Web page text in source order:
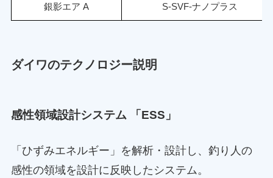
銀影エア A S-SVF-ナノプラス
ダイワのテクノロジー説明
感性領域設計システム 「ESS」
「ひずみエネルギー」を解析・設計し、釣り人の
感性の領域を設計に反映したシステム。